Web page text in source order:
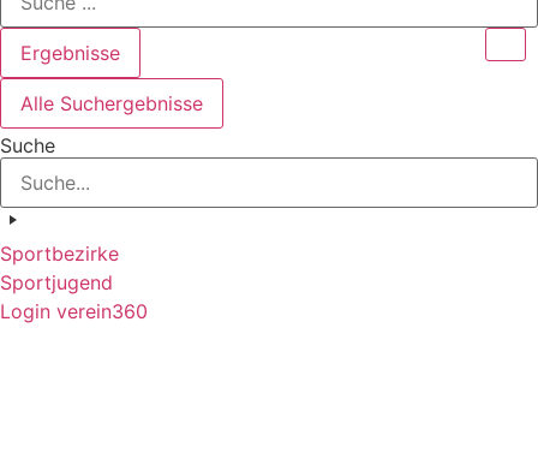
Ergebnisse
Alle Suchergebnisse
Suche
Sportbezirke
Sportjugend
Login verein360